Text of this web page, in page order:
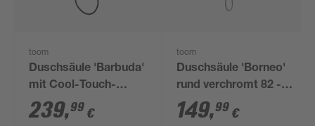
toom
Duschsäule 'Barbuda'
mit Cool-Touch-
Armatur
239,99 €
toom
Duschsäule 'Borneo'
rund verchromt 82 -
131 cm
149,99 €